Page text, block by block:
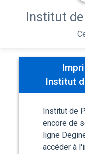
Institut de
Institut
Institut de
encore de
ligne
accéder à